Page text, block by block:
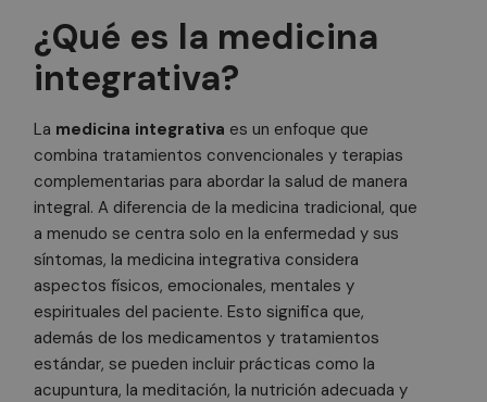
¿Qué es la medicina
integrativa?
La medicina integrativa es un enfoque que
combina tratamientos convencionales y terapias
complementarias para abordar la salud de manera
integral. A diferencia de la medicina tradicional, que
a menudo se centra solo en la enfermedad y sus
síntomas, la medicina integrativa considera
aspectos físicos, emocionales, mentales y
espirituales del paciente. Esto significa que,
además de los medicamentos y tratamientos
estándar, se pueden incluir prácticas como la
acupuntura, la meditación, la nutrición adecuada y